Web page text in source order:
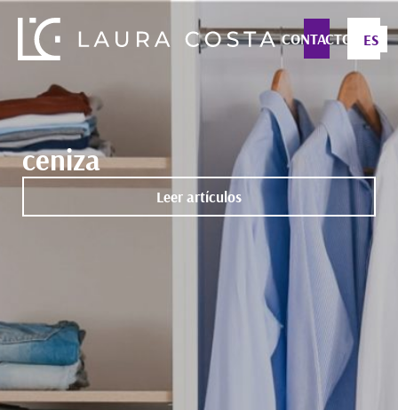
CONTACTO ES
ceniza
Leer artículos